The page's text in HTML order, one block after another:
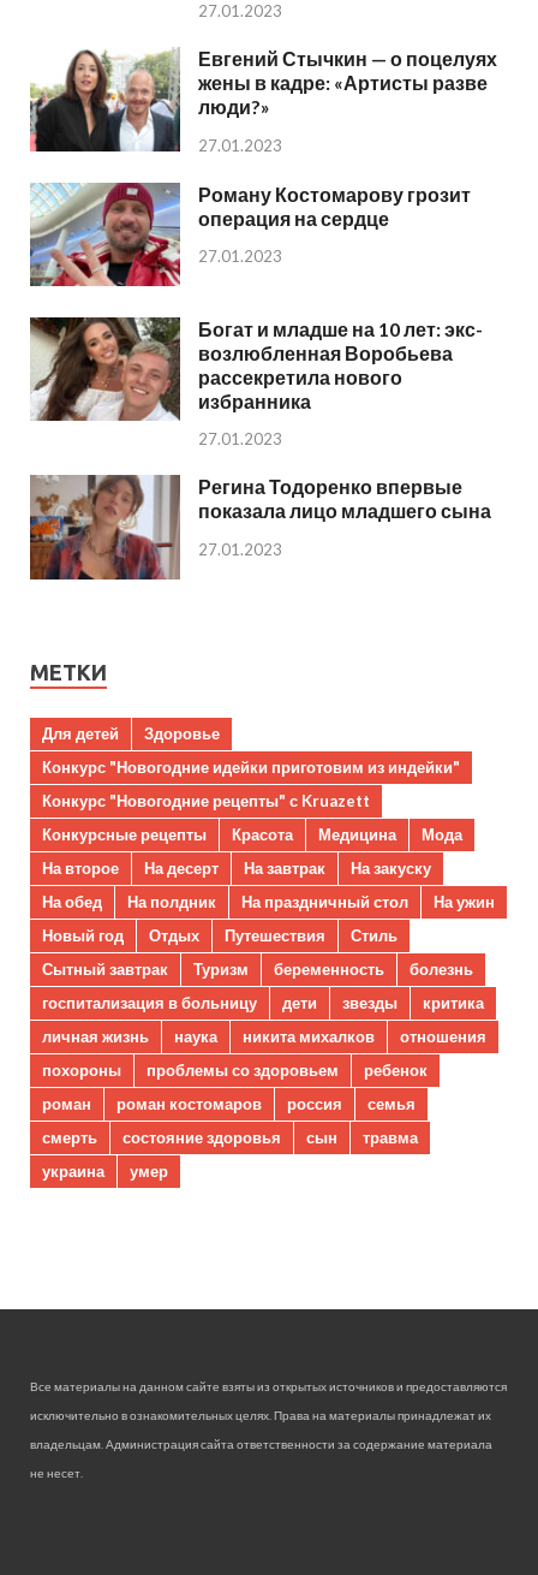
27.01.2023
Евгений Стычкин — о поцелуях
жены в кадре: «Артисты разве
люди?»
27.01.2023
Роману Костомарову грозит
операция на сердце
27.01.2023
Богат и младше на 10 лет: экс-
возлюбленная Воробьева
рассекретила нового
избранника
27.01.2023
Регина Тодоренко впервые
показала лицо младшего сына
27.01.2023
МЕТКИ
Для детей
Здоровье
Конкурс "Новогодние идейки приготовим из индейки"
Конкурс "Новогодние рецепты" с Kruazett
Конкурсные рецепты
Красота Медицина
Мода
На второе
На десерт На завтрак
На закуску
На обед
На полдник На праздничный стол
На ужин
Новый год
Отдых Путешествия
Стиль
Сытный завтрак
Туризм беременность
болезнь
госпитализация в больницу
дети звезды
критика
личная жизнь
наука никита михалков
отношения
похороны
проблемы со здоровьем
ребенок
роман
роман костомаров россия
семья
смерть
состояние здоровья сын
травма
украина
умер
Все материалы на данном сайте взяты из открытых источников и предоставляются
исключительно в ознакомительных целях. Права на материалы принадлежат их
владельцам. Администрация сайта ответственности за содержание материала
не несет.